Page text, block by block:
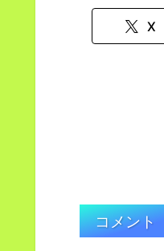
X
コメント